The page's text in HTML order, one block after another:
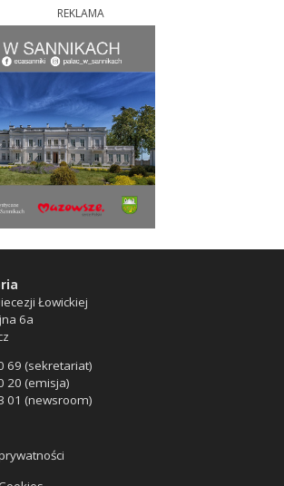
REKLAMA
Łowickiej
6a
69 (sekretariat)
20 (emisja)
01 (newsroom)